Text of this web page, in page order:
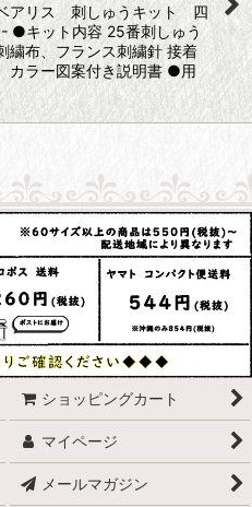
アリス 刺しゅうキット 四
●キット内容 25番刺しゅう
繍布、フランス刺繍針 接着
カラー図案付き説明書 ●用
ショッピングカート
マイページ
メールマガジン